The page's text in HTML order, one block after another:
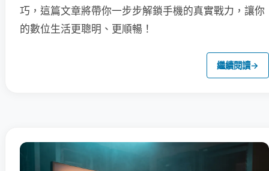
巧，這篇文章將帶你一步步解鎖手機的真實戰力，讓你
的數位生活更聰明、更順暢！
繼續閱讀→